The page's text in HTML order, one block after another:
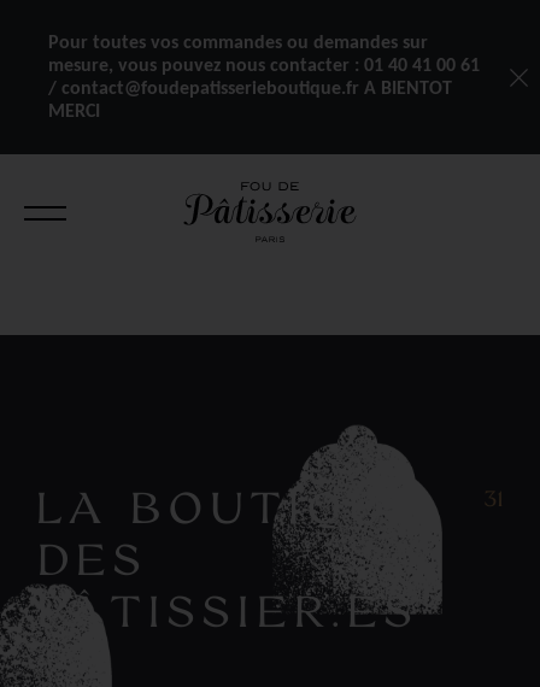
Pour toutes vos commandes ou demandes sur
mesure, vous pouvez nous contacter : 01 40 41 00 61
/ contact@foudepatisserieboutique.fr A BIENTOT
MERCI
LA BOUTIQUE
DES
PÂTISSIER.ES
31